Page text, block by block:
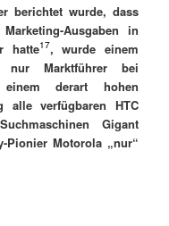
berichtet wurde, dass
Ausgaben in
hatte17, wurde einem
nur Marktführer bei
einem derart hohen
alle verfügbaren HTC
Gigant
Pionier Motorola „nur“